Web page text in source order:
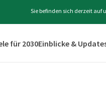
Sie befinden sich derzeit auf
für 2030Einblicke &